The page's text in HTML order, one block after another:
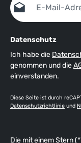
Datenschutz
Ich habe die
genommen und die
einverstanden.
Diese Seite ist durch
Datenschutzrichtlinie und
Die mit einem Stern